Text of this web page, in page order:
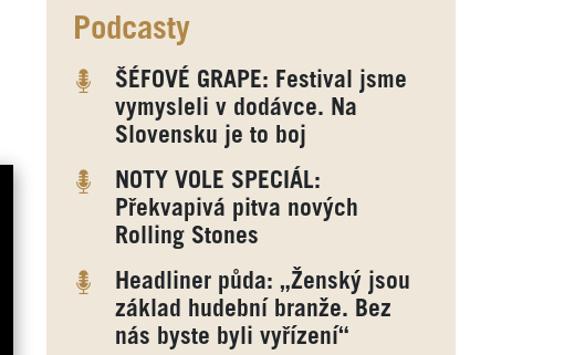
Podcasty
ŠÉFOVÉ GRAPE: Festival jsme
vymysleli v dodávce. Na
Slovensku je to boj
NOTY VOLE SPECIÁL:
Překvapivá pitva nových
Rolling Stones
Headliner půda: „Ženský jsou
základ hudební branže. Bez
nás byste byli vyřízení“